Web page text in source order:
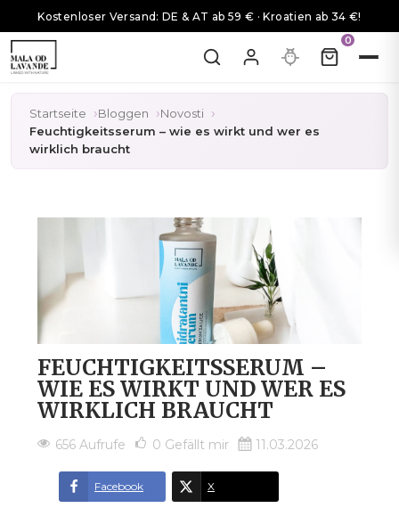
Kostenloser Versand: DE & AT ab 59 € · Kroatien ab 34 €!
0
Startseite Bloggen
Novosti
Feuchtigkeitsserum – wie es wirkt und wer es
wirklich braucht
FEUCHTIGKEITSSERUM –
WIE ES WIRKT UND WER ES
WIRKLICH BRAUCHT
656 Aufrufe 0 Gefällt mir 11.03.2026
Facebook X